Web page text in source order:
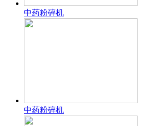
中药粉碎机
中药粉碎机